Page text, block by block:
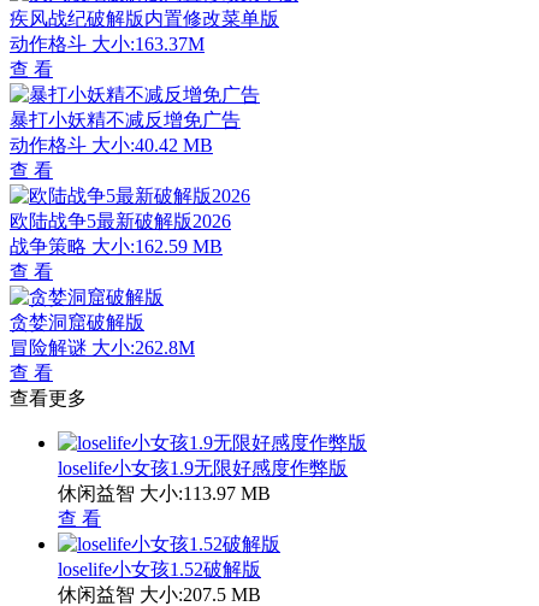
疾风战纪破解版内置修改菜单版
动作格斗 大小:163.37M
查 看
暴打小妖精不减反增免广告
动作格斗 大小:40.42 MB
查 看
欧陆战争5最新破解版2026
战争策略 大小:162.59 MB
查 看
贪婪洞窟破解版
冒险解谜 大小:262.8M
查 看
查看更多
loselife小女孩1.9无限好感度作弊版
休闲益智 大小:113.97 MB
查 看
loselife小女孩1.52破解版
休闲益智 大小:207.5 MB